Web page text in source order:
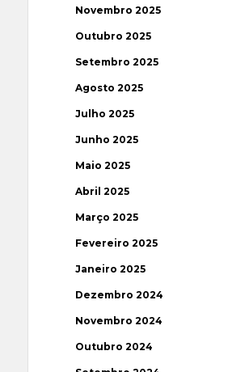
Novembro 2025
Outubro 2025
Setembro 2025
Agosto 2025
Julho 2025
Junho 2025
Maio 2025
Abril 2025
Março 2025
Fevereiro 2025
Janeiro 2025
Dezembro 2024
Novembro 2024
Outubro 2024